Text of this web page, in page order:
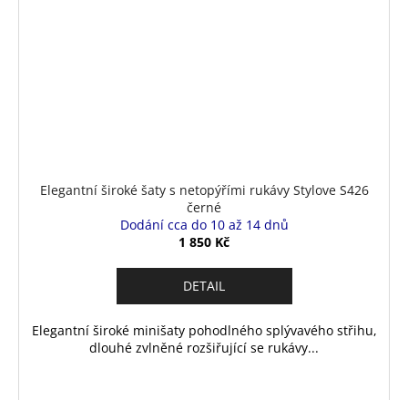
Elegantní široké šaty s netopýřími rukávy Stylove S426
černé
Dodání cca do 10 až 14 dnů
1 850 Kč
DETAIL
Elegantní široké minišaty pohodlného splývavého střihu,
dlouhé zvlněné rozšiřující se rukávy...